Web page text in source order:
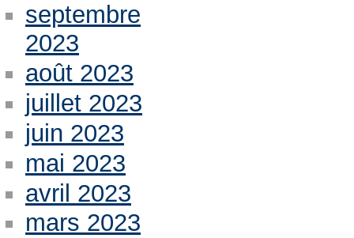
septembre
2023
août 2023
juillet 2023
juin 2023
mai 2023
avril 2023
mars 2023